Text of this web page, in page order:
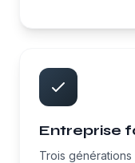
Entreprise
Trois générations